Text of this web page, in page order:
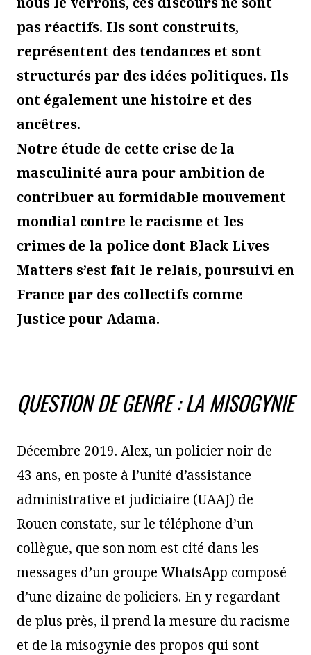
pas réactifs. Ils sont construits,
représentent des tendances et sont
structurés par des idées politiques. Ils
ont également une histoire et des
ancêtres.
Notre étude de cette crise de la
masculinité aura pour ambition de
contribuer au formidable mouvement
mondial contre le racisme et les
crimes de la police dont Black Lives
Matters s’est fait le relais, poursuivi en
France par des collectifs comme
Justice pour Adama.
QUESTION DE GENRE : LA MISOGYNIE
Décembre 2019. Alex, un policier noir de
43 ans, en poste à l’unité d’assistance
administrative et judiciaire (UAAJ) de
Rouen constate, sur le téléphone d’un
collègue, que son nom est cité dans les
messages d’un groupe WhatsApp composé
d’une dizaine de policiers. En y regardant
de plus près, il prend la mesure du racisme
et de la misogynie des propos qui sont